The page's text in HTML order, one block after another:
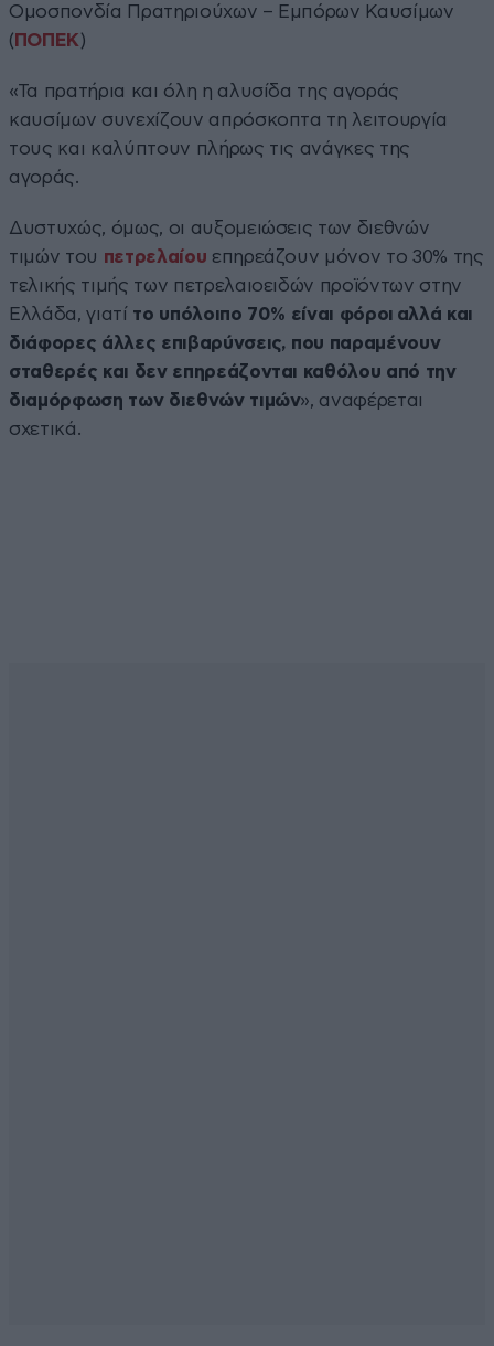
Ομοσπονδία Πρατηριούχων – Εμπόρων Καυσίμων
( ΠΟΠΕΚ)
«Τα πρατήρια και όλη η αλυσίδα της αγοράς
καυσίμων συνεχίζουν απρόσκοπτα τη λειτουργία
τους και καλύπτουν πλήρως τις ανάγκες της
αγοράς.
Δυστυχώς, όμως, οι αυξομειώσεις των διεθνών
τιμών του πετρελαίου επηρεάζουν μόνον το 30% της
τελικής τιμής των πετρελαιοειδών προϊόντων στην
Ελλάδα, γιατί το υπόλοιπο 70% είναι φόροι αλλά και
διάφορες άλλες επιβαρύνσεις, που παραμένουν
σταθερές και δεν επηρεάζονται καθόλου από την
διαμόρφωση των διεθνών τιμών», αναφέρεται
σχετικά.